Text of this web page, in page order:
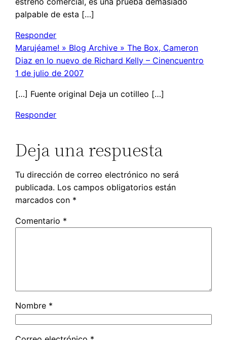
palpable de esta […]
Responder
Marujéame! » Blog Archive » The Box, Cameron
Diaz en lo nuevo de Richard Kelly – Cinencuentro
1 de julio de 2007
[…] Fuente original Deja un cotilleo […]
Responder
Deja una respuesta
Tu dirección de correo electrónico no será
publicada. Los campos obligatorios están
marcados con *
Comentario *
Nombre *